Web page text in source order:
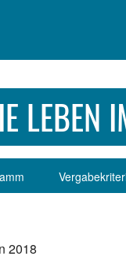
LEBEN
2018